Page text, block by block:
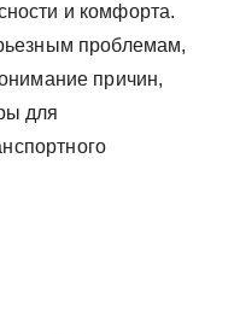
и комфорта.
проблемам,
причин,
для